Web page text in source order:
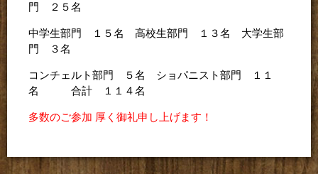
門 ２５名
中学生部門 １５名 高校生部門 １３名 大学生部
門 ３名
コンチェルト部門 ５名 ショパニスト部門 １１
名 合計 １１４名
多数のご参加 厚く御礼申し上げます！